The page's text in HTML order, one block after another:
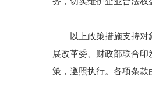
以上政策措施支持对象
展改革委、财政部联合
策，遵照执行。各项条款